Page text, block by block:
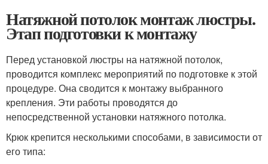
Натяжной потолок монтаж люстры.
Этап подготовки к монтажу
Перед установкой люстры на натяжной потолок,
проводится комплекс мероприятий по подготовке к этой
процедуре. Она сводится к монтажу выбранного
крепления. Эти работы проводятся до
непосредственной установки натяжного потолка.
Крюк крепится несколькими способами, в зависимости от
его типа: